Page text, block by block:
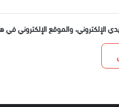
الإلكتروني، والموقع الإلكتروني